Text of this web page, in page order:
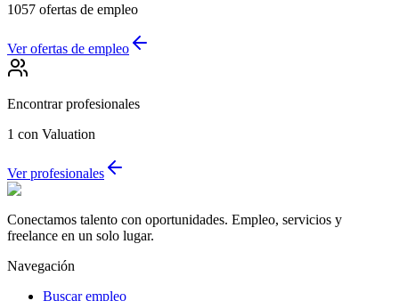
1057 ofertas de empleo
Ver ofertas de empleo
Encontrar profesionales
1 con Valuation
Ver profesionales
Conectamos talento con oportunidades. Empleo, servicios y
freelance en un solo lugar.
Navegación
Buscar empleo